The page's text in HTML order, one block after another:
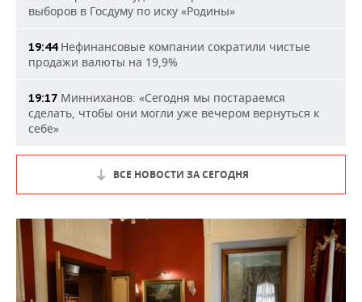
выборов в Госдуму по иску «Родины»
19:44Нефинансовые компании сократили чистые
продажи валюты на 19,9%
19:17 Минниханов: «Сегодня мы постараемся
сделать, чтобы они могли уже вечером вернуться к
себе»
ВСЕ НОВОСТИ ЗА СЕГОДНЯ